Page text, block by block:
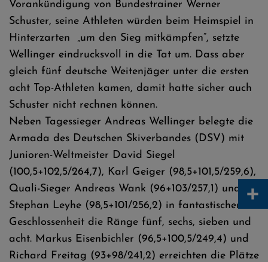
Vorankündigung von Bundestrainer Werner
Schuster, seine Athleten würden beim Heimspiel in
Hinterzarten „um den Sieg mitkämpfen“, setzte
Wellinger eindrucksvoll in die Tat um. Dass aber
gleich fünf deutsche Weitenjäger unter die ersten
acht Top-Athleten kamen, damit hatte sicher auch
Schuster nicht rechnen können.
Neben Tagessieger Andreas Wellinger belegte die
Armada des Deutschen Skiverbandes (DSV) mit
Junioren-Weltmeister David Siegel
(100,5+102,5/264,7), Karl Geiger (98,5+101,5/259,6),
Quali-Sieger Andreas Wank (96+103/257,1) und
Stephan Leyhe (98,5+101/256,2) in fantastischer
Geschlossenheit die Ränge fünf, sechs, sieben und
acht. Markus Eisenbichler (96,5+100,5/249,4) und
Richard Freitag (93+98/241,2) erreichten die Plätze
+